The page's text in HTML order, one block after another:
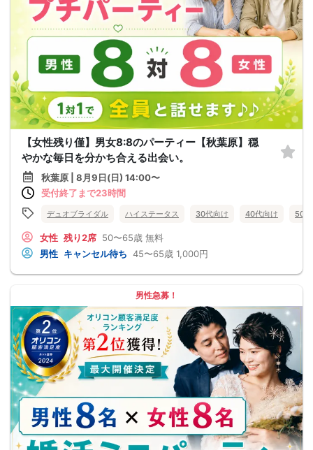
【女性残り僅】男女8:8のパーティー【秋葉原】穏
やかな毎日を分かち合える出会い。
秋葉原 | 8月9日(日) 14:00〜
受付終了まで23時間
デュオブライダル ハイステータス 30代向け 40代向け 50
女性 残り2席 50〜65歳 無料
男性 キャンセル待ち 45〜65歳 1,000円
男性急募！